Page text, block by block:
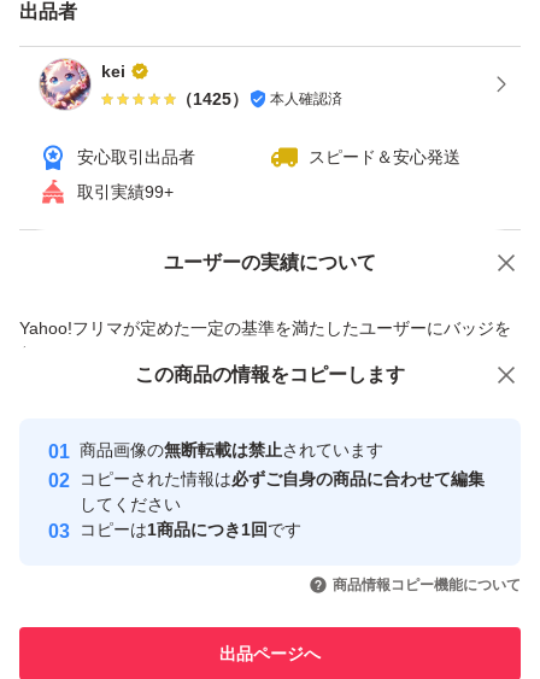
出品者
kei
（1425） 本人確認済
安心取引出品者
スピード＆安心発送
取引実績99+
ユーザーの実績について
Yahoo!フリマが定めた一定の基準を満たしたユーザーにバッジを
付与しています
安心取引出品者
心・安全なユーザーです
取引実績
引を完了させた実績があります
での取引実績があります
価格の相談 商品への質問
この商品の情報をコピーします
商品画像の無断転載は禁止されています
コピーされた情報は必ずご自身の商品に合わせて編集
してください
コピーは1商品につき1回です
商品情報コピー機能について
出品ページへ
この商品をみている人にオススメ